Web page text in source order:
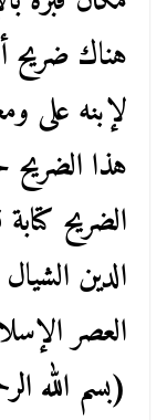
هناك ضريح
لإبنه على
هذا
الضريح
الدين
العصر
(بسم الله